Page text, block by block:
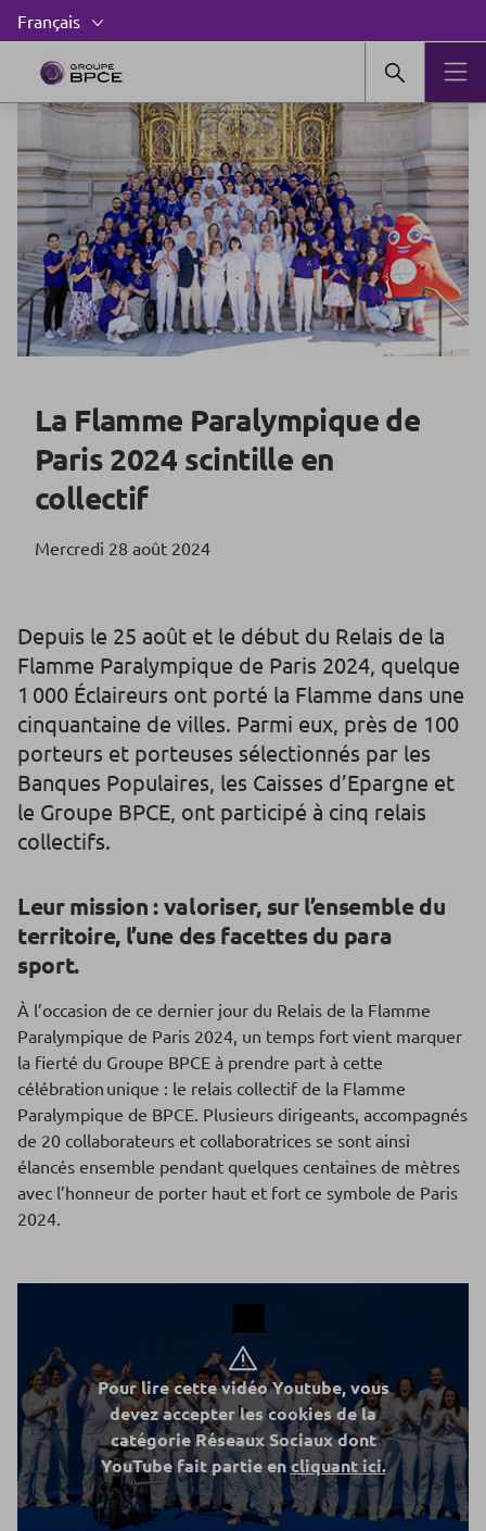
La Flamme Paralympique de
Paris 2024 scintille en
collectif
Mercredi 28 août 2024
Depuis le 25 août et le début du Relais de la
Flamme Paralympique de Paris 2024, quelque
1 000 Éclaireurs ont porté la Flamme dans une
cinquantaine de villes. Parmi eux, près de 100
porteurs et porteuses sélectionnés par les
Banques Populaires, les Caisses d’Epargne et
le Groupe BPCE, ont participé à cinq relais
collectifs.
Leur mission : valoriser, sur l’ensemble du
territoire, l’une des facettes du para
sport.
À l’occasion de ce dernier jour du Relais de la Flamme
Paralympique de Paris 2024, un temps fort vient marquer
la fierté du Groupe BPCE à prendre part à cette
célébration unique : le relais collectif de la Flamme
Paralympique de BPCE. Plusieurs dirigeants, accompagnés
de 20 collaborateurs et collaboratrices se sont ainsi
élancés ensemble pendant quelques centaines de mètres
avec l’honneur de porter haut et fort ce symbole de Paris
2024.
Pour lire cette vidéo Youtube, vous
devez accepter les cookies de la
catégorie Réseaux Sociaux dont
YouTube fait partie encliquant ici.